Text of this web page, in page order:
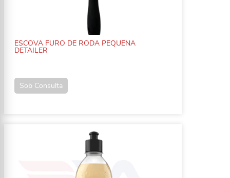
ESCOVA FURO DE RODA PEQUENA
DETAILER
Sob Consulta